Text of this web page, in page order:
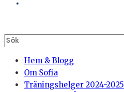
Hem & Blogg
Om Sofia
Träningshelger 2024-2025